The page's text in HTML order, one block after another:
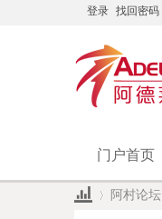
登录 找回密码
门户首页
阿村论坛